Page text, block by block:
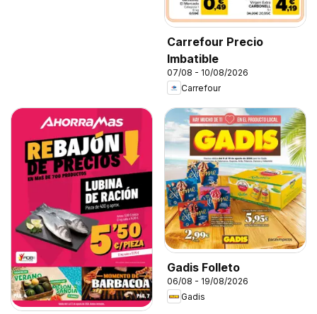
Carrefour Precio
Imbatible
07/08 - 10/08/2026
Carrefour
Gadis Folleto
06/08 - 19/08/2026
Gadis